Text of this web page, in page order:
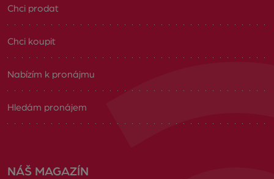
Chci prodat
Chci koupit
Nabízím k pronájmu
Hledám pronájem
NÁŠ MAGAZÍN